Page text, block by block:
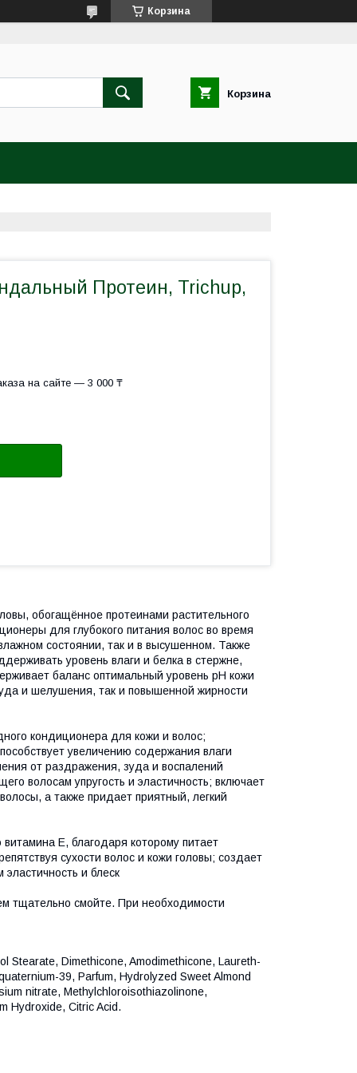
Корзина
Корзина
Протеин, Trichup,
на сайте — 3 000 ₸
обогащённое протеинами растительного
для глубокого питания волос во время
состоянии, так и в высушенном. Также
уровень влаги и белка в стержне,
баланс оптимальный уровень pH кожи
и шелушения, так и повышенной жирности
кондиционера для кожи и волос;
увеличению содержания влаги
от раздражения, зуда и воспалений
волосам упругость и эластичность; включает
а также придает приятный, легкий
Е, благодаря которому питает
сухости волос и кожи головы; создает
и блеск
тщательно смойте. При необходимости
Stearate, Dimethicone, Amodimethicone, Laureth-
39, Parfum, Hydrolyzed Sweet Almond
nitrate, Methylchloroisothiazolinone,
Hydroxide, Citric Acid.